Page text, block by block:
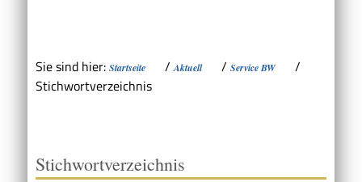
Sie sind hier: Startseite /Aktuell / Service BW
/
Stichwortverzeichnis
Stichwortverzeichnis